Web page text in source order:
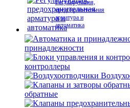
Регулирующая,
предохранительная
арматура и
автоматика
принадлежности
контроллеры
обратные